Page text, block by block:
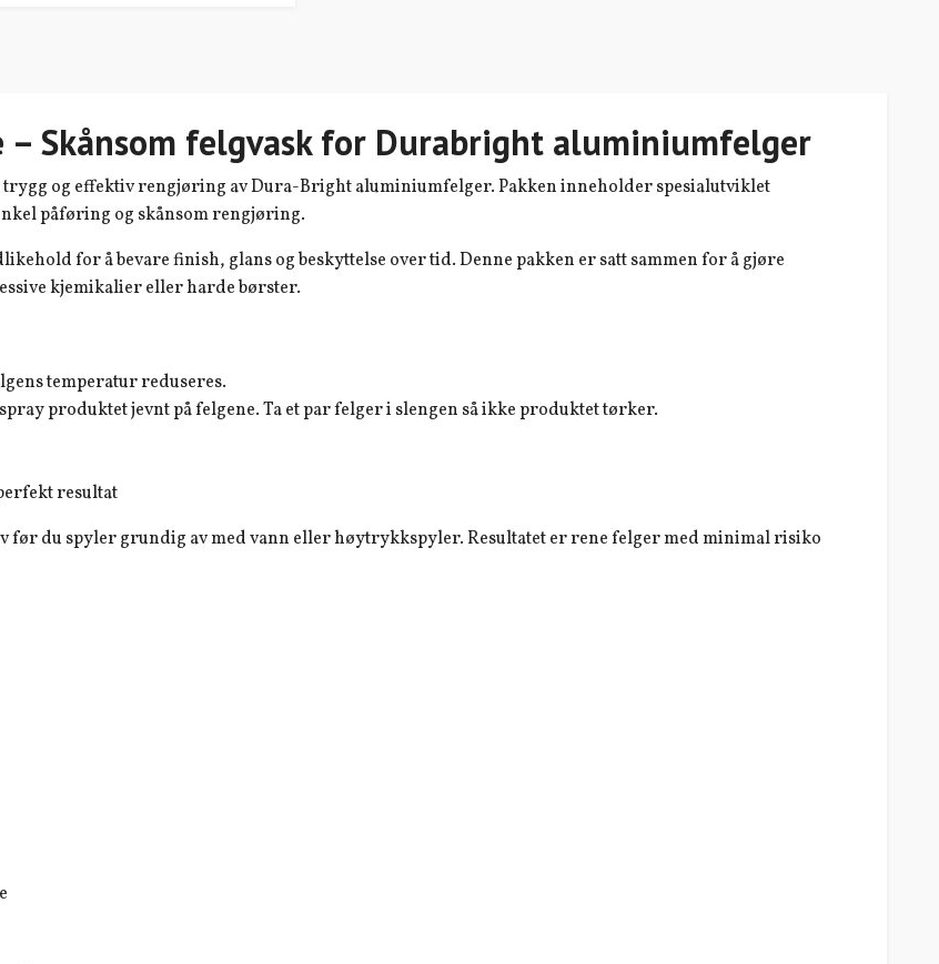
– Skånsom felgvask for Durabright aluminiumfelger
og effektiv rengjøring av Dura-Bright aluminiumfelger. Pakken inneholder spesialutviklet
påføring og skånsom rengjøring.
for å bevare finish, glans og beskyttelse over tid. Denne pakken er satt sammen for å gjøre
kjemikalier eller harde børster.
temperatur reduseres.
produktet jevnt på felgene. Ta et par felger i slengen så ikke produktet tørker.
resultat
før du spyler grundig av med vann eller høytrykkspyler. Resultatet er rene felger med minimal risiko